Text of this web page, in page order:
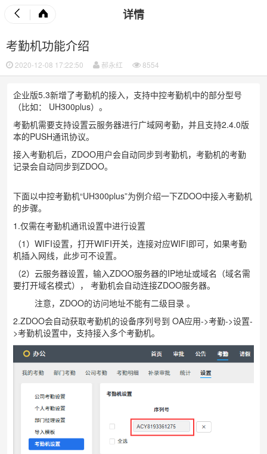
详情
考勤机功能介绍
2020-12-08 17:22:50 郝永红 8554
企业版5.3新增了考勤机的接入，支持中控考勤机中的部分型号
（比如： UH300plus）。
考勤机需要支持设置云服务器进行广域网考勤，并且支持2.4.0版
本的PUSH通讯协议。
接入考勤机后，ZDOO用户会自动同步到考勤机，考勤机的考勤
记录会自动同步到ZDOO。
下面以中控考勤机“UH300plus”为例介绍一下ZDOO中接入考勤机
的步骤。
1.仅需在考勤机通讯设置中进行设置
（1）WIFI设置，打开WIFI开关，连接对应WIFI即可，如果考勤
机插入网线，此步可不设置。
（2）云服务器设置，输入ZDOO服务器的IP地址或域名（域名需
要打开域名模式）， 考勤机会自动连接ZDOO服务器。
注意，ZDOO的访问地址不能有二级目录 。
2.ZDOO会自动获取考勤机的设备序列号到 OA应用->考勤->设置-
>考勤机设置中，支持接入多个考勤机。